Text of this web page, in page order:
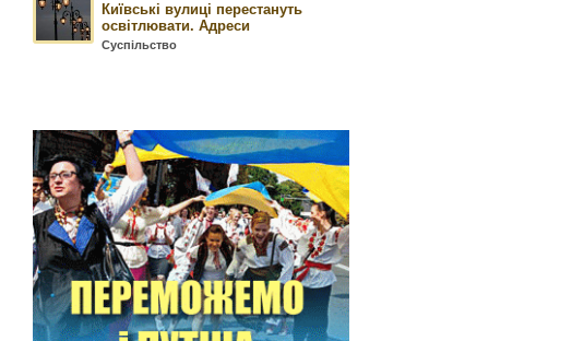
Київські вулиці перестануть
освітлювати. Адреси
Суспільство